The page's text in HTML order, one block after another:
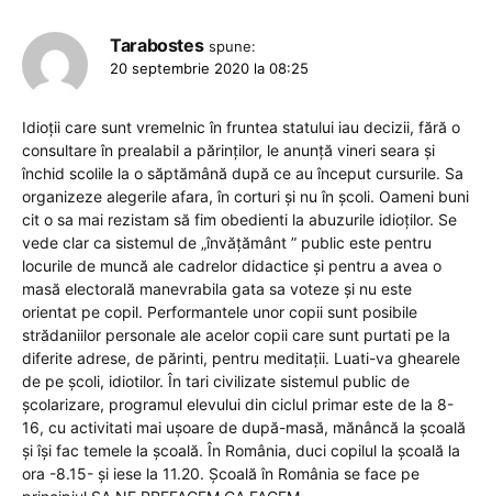
Tarabostes spune:
20 septembrie 2020 la 08:25
Idioții care sunt vremelnic în fruntea statului iau decizii, fără o
consultare în prealabil a părinților, le anunță vineri seara și
închid scolile la o săptămână după ce au început cursurile. Sa
organizeze alegerile afara, în corturi și nu în școli. Oameni buni
cit o sa mai rezistam să fim obedienti la abuzurile idioților. Se
vede clar ca sistemul de „învățământ ” public este pentru
locurile de muncă ale cadrelor didactice și pentru a avea o
masă electorală manevrabila gata sa voteze și nu este
orientat pe copil. Performantele unor copii sunt posibile
strădaniilor personale ale acelor copii care sunt purtati pe la
diferite adrese, de părinti, pentru meditații. Luati-va ghearele
de pe școli, idiotilor. În tari civilizate sistemul public de
școlarizare, programul elevului din ciclul primar este de la 8-
16, cu activitati mai ușoare de după-masă, mănâncă la școală
și își fac temele la școală. În România, duci copilul la școală la
ora -8.15- și iese la 11.20. Școală în România se face pe